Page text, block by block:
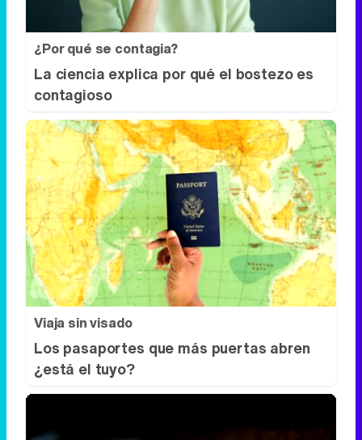
¿Por qué se contagia?
La ciencia explica por qué el bostezo es
contagioso
Viaja sin visado
Los pasaportes que más puertas abren
¿está el tuyo?